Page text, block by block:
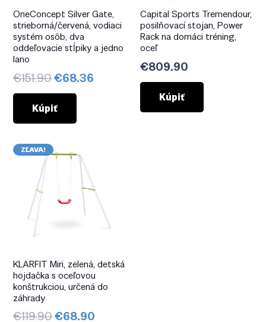
OneConcept Silver Gate,
strieborná/červená, vodiaci
systém osôb, dva
oddeľovacie stĺpiky a jedno
lano
€151.90Pôvodná
cena
bola:
€151.90.
€68.36
Kúpiť
Capital Sports Tremendour,
posilňovací stojan, Power
Rack na domáci tréning,
oceľ
€809.90
Kúpiť
ZĽAVA!
KLARFIT Miri, zelená, detská
hojdačka s oceľovou
konštrukciou, určená do
záhrady
€119.90Pôvodná
€68.90